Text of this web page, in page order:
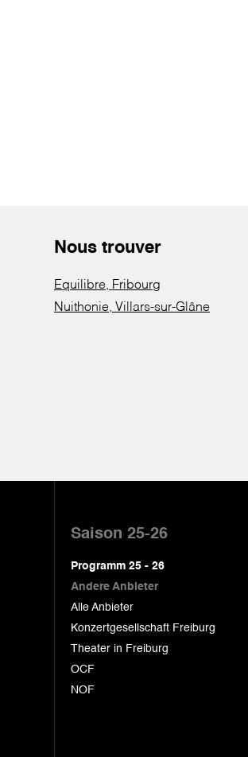
Nous trouver
Equilibre, Fribourg
Nuithonie, Villars-sur-Glâne
Saison 25-26
Programm 25 - 26
Andere Anbieter
Alle Anbieter
Konzertgesellschaft Freiburg
Theater in Freiburg
OCF
NOF